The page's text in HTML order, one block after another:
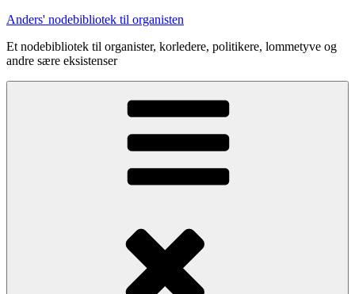
Videre
indhold
Anders' nodebibliotek til organisten
Et nodebibliotek til organister, korledere, politikere, lommetyve og
andre sære eksistenser